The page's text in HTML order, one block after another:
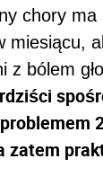
chory ma
miesiącu,
z bólem
zatem